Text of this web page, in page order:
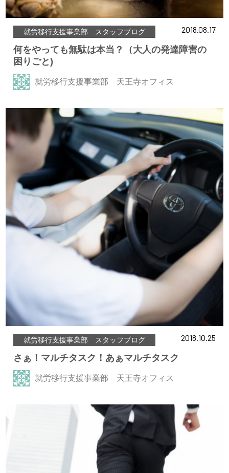
就労移行支援事業部 スタッフブログ 2018.08.17
何をやっても無駄は本当？（大人の発達障害の
困りごと)
就労移行支援事業部 天王寺オフィス
就労移行支援事業部 スタッフブログ 2018.10.25
さぁ！マルチタスク！あぁマルチタスク
就労移行支援事業部 天王寺オフィス